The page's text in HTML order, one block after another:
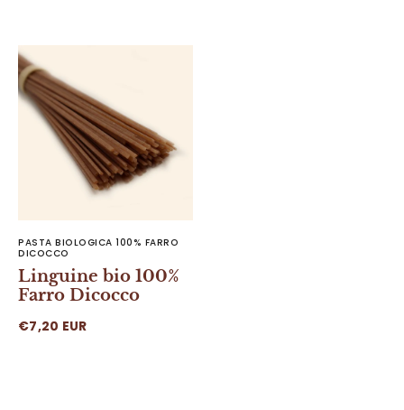
Linguine bio 100% Farro Dicocco
PASTA BIOLOGICA 100% FARRO
DICOCCO
Linguine bio 100%
Farro Dicocco
€7,20 EUR